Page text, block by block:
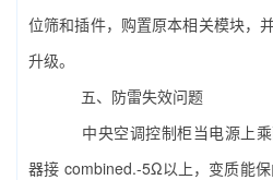
位筛和插件，购置原本相关模块，
升级。
五、防雷失效问题
中央空调控制柜当电源上乘
器接 combined.-5Ω以上，变质能